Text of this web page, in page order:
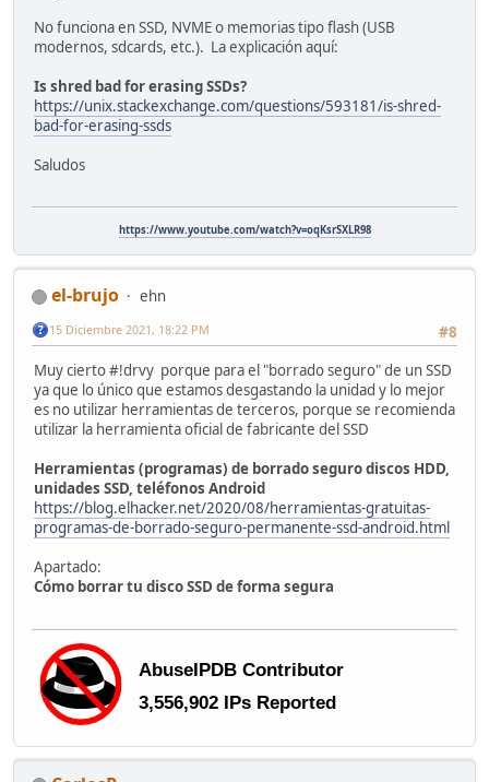
No funciona en SSD, NVME o memorias tipo flash (USB
modernos, sdcards, etc.). La explicación aquí:
Is shred bad for erasing SSDs?
https://unix.stackexchange.com/questions/593181/is-shred-
bad-for-erasing-ssds
Saludos
https://www.youtube.com/watch?v=oqKsrSXLR98
el-brujo
ehn
#8
15 Diciembre 2021, 18:22 PM
Muy cierto #!drvy porque para el "borrado seguro" de un SSD
ya que lo único que estamos desgastando la unidad y lo mejor
es no utilizar herramientas de terceros, porque se recomienda
utilizar la herramienta oficial de fabricante del SSD
Herramientas (programas) de borrado seguro discos HDD,
unidades SSD, teléfonos Android
https://blog.elhacker.net/2020/08/herramientas-gratuitas-
programas-de-borrado-seguro-permanente-ssd-android.html
Apartado:
Cómo borrar tu disco SSD de forma segura